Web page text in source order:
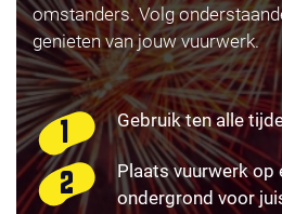
omstanders. Volg
genieten van jouw vuurwerk.
Gebruik ten alle
Plaats vuurwerk op
ondergrond voor